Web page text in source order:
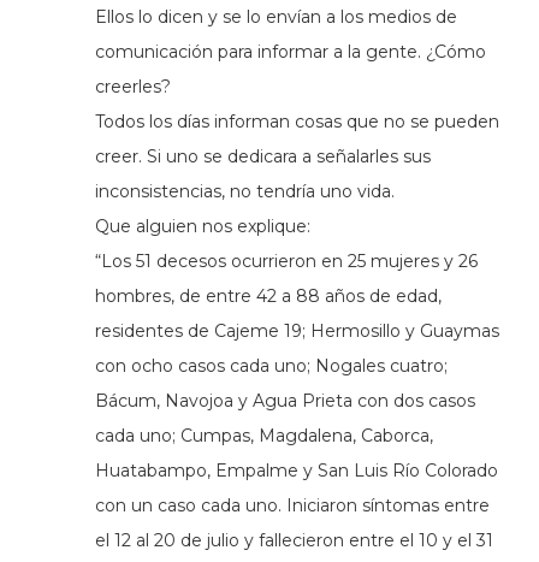
Ellos lo dicen y se lo envían a los medios de
comunicación para informar a la gente. ¿Cómo
creerles?
Todos los días informan cosas que no se pueden
creer. Si uno se dedicara a señalarles sus
inconsistencias, no tendría uno vida.
Que alguien nos explique:
“Los 51 decesos ocurrieron en 25 mujeres y 26
hombres, de entre 42 a 88 años de edad,
residentes de Cajeme 19; Hermosillo y Guaymas
con ocho casos cada uno; Nogales cuatro;
Bácum, Navojoa y Agua Prieta con dos casos
cada uno; Cumpas, Magdalena, Caborca,
Huatabampo, Empalme y San Luis Río Colorado
con un caso cada uno. Iniciaron síntomas entre
el 12 al 20 de julio y fallecieron entre el 10 y el 31